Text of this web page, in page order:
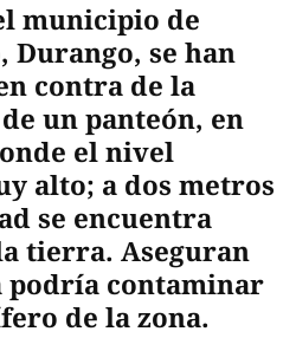
municipio de
Durango, se han
contra de la
un panteón, en
el nivel
alto; a dos metros
se encuentra
tierra. Aseguran
podría contaminar
de la zona.